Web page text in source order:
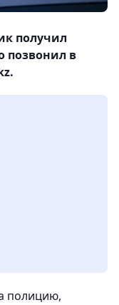
получил
позвонил в
полицию,